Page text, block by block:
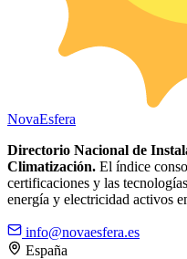
NovaEsfera
Directorio Nacional de
Climatización. El índice
certificaciones y las
energía y electricidad activos
info@novaesfera.es
España